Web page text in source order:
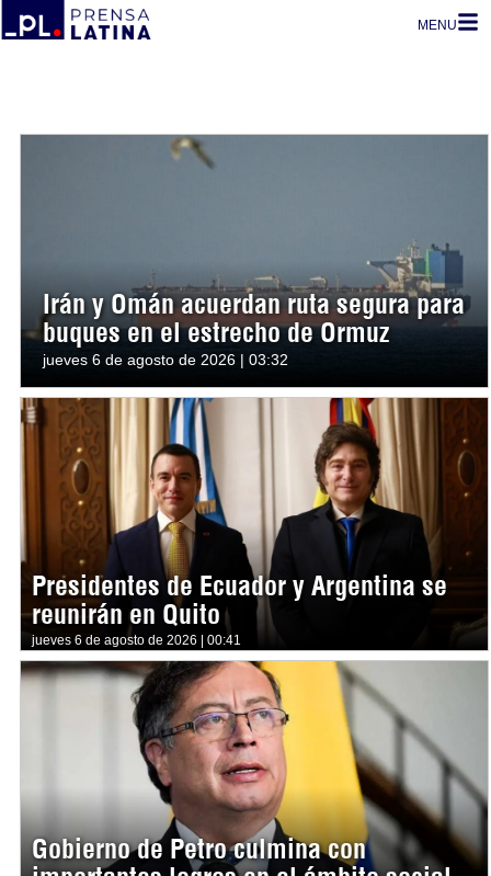
MENU
Irán y Omán acuerdan ruta segura para
buques en el estrecho de Ormuz
jueves 6 de agosto de 2026 | 03:32
Presidentes de Ecuador y Argentina se
reunirán en Quito
jueves 6 de agosto de 2026 | 00:41
Gobierno de Petro culmina con